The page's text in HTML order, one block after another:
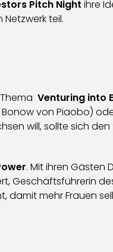
Pitch Night ihre
teil.
Venturing into
von Piaobo)
will, sollte sich
. Mit ihren Gästen
Geschäftsführerin
damit mehr Frauen